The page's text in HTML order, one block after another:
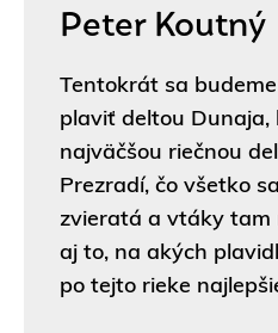
Peter Koutný
Tentokrát sa
plaviť deltou Dunaja,
najväčšou riečnou
Prezradí, čo všetko
zvieratá a vtáky tam
aj to, na akých
po tejto rieke